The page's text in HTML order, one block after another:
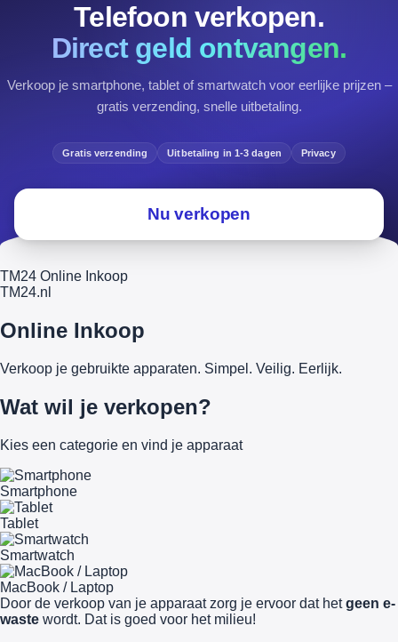
Telefoon verkopen.
Direct geld ontvangen.
Verkoop je smartphone, tablet of smartwatch voor eerlijke prijzen –
gratis verzending, snelle uitbetaling.
Gratis verzending Uitbetaling in 1-3 dagen Privacy
Nu verkopen
TM24 Online Inkoop
TM24.nl
Online Inkoop
Verkoop je gebruikte apparaten. Simpel. Veilig. Eerlijk.
Wat wil je verkopen?
Kies een categorie en vind je apparaat
Smartphone
Tablet
Smartwatch
MacBook / Laptop
Door de verkoop van je apparaat zorg je ervoor dat hetgeen e-
waste wordt. Dat is goed voor het milieu!